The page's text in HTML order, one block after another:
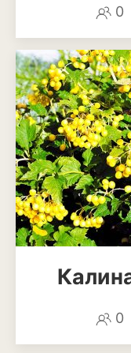
Клен
Лиственница
Можжевельник
Пихта
Пузыреплодник
Сирень
Сосна
0
0